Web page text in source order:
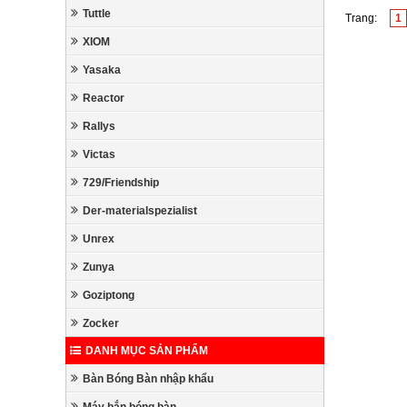
Tuttle
XIOM
Yasaka
Reactor
Rallys
Victas
729/Friendship
Der-materialspezialist
Unrex
Zunya
Goziptong
Zocker
DANH MỤC SẢN PHẨM
Bàn Bóng Bàn nhập khẩu
Trang: 1